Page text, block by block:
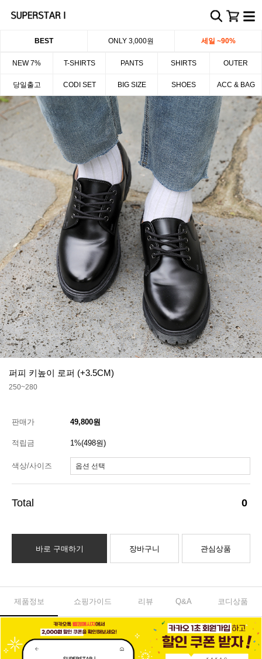
BEST ONLY 3,000원 세일 ~90%
NEW 7% T-SHIRTS PANTS SHIRTS OUTER
당일출고 CODI SET BIG SIZE SHOES ACC & BAG
퍼피 키높이 로퍼 (+3.5CM)
250~280
판매가 49,800원
적립금 1%(498원)
색상/사이즈
0
바로 구매하기 장바구니 관심상품
제품정보 쇼핑가이드 리뷰 Q&A 코디상품